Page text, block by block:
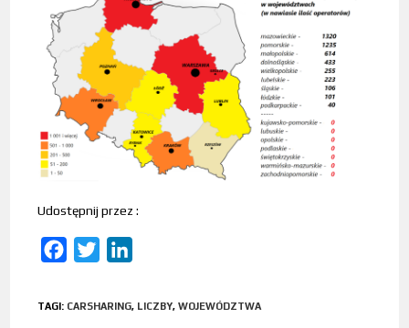
Udostępnij przez :
c
i
n
TAGI: CARSHARING, LICZBY, WOJEWÓDZTWA